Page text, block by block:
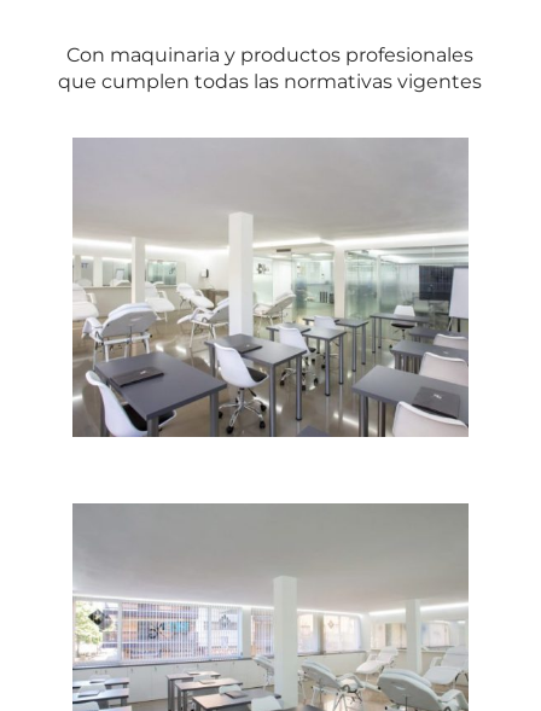
Con maquinaria y productos profesionales
que cumplen todas las normativas vigentes